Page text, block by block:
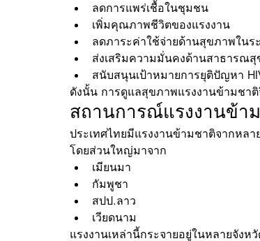
ลดการแพร่เชื้อในชุมชน
เพิ่มคุณภาพชีวิตของแรงงาน
ลดภาระค่าใช้จ่ายด้านสุขภาพในร
ส่งเสริมความมั่นคงด้านสาธารณสุ
สนับสนุนเป้าหมายการยุติปัญหา
ดังนั้น การดูแลสุขภาพแรงงานข้ามชา
สถานการณ์แรงงานข้า
ประเทศไทยมีแรงงานข้ามชาติจากหลา
โดยส่วนใหญ่มาจาก
เมียนมา
กัมพูชา
สปป.ลาว
เวียดนาม
แรงงานเหล่านี้กระจายอยู่ในหลายจังห